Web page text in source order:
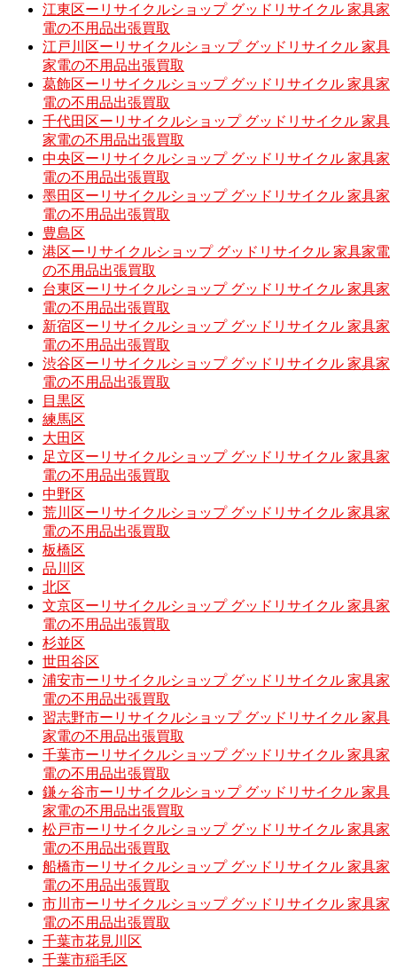
江東区ーリサイクルショップ グッドリサイクル 家具家
電の不用品出張買取
江戸川区ーリサイクルショップ グッドリサイクル 家具
家電の不用品出張買取
葛飾区ーリサイクルショップ グッドリサイクル 家具家
電の不用品出張買取
千代田区ーリサイクルショップ グッドリサイクル 家具
家電の不用品出張買取
中央区ーリサイクルショップ グッドリサイクル 家具家
電の不用品出張買取
墨田区ーリサイクルショップ グッドリサイクル 家具家
電の不用品出張買取
豊島区
港区ーリサイクルショップ グッドリサイクル 家具家電
の不用品出張買取
台東区ーリサイクルショップ グッドリサイクル 家具家
電の不用品出張買取
新宿区ーリサイクルショップ グッドリサイクル 家具家
電の不用品出張買取
渋谷区ーリサイクルショップ グッドリサイクル 家具家
電の不用品出張買取
目黒区
練馬区
大田区
足立区ーリサイクルショップ グッドリサイクル 家具家
電の不用品出張買取
中野区
荒川区ーリサイクルショップ グッドリサイクル 家具家
電の不用品出張買取
板橋区
品川区
北区
文京区ーリサイクルショップ グッドリサイクル 家具家
電の不用品出張買取
杉並区
世田谷区
浦安市ーリサイクルショップ グッドリサイクル 家具家
電の不用品出張買取
習志野市ーリサイクルショップ グッドリサイクル 家具
家電の不用品出張買取
千葉市ーリサイクルショップ グッドリサイクル 家具家
電の不用品出張買取
鎌ヶ谷市ーリサイクルショップ グッドリサイクル 家具
家電の不用品出張買取
松戸市ーリサイクルショップ グッドリサイクル 家具家
電の不用品出張買取
船橋市ーリサイクルショップ グッドリサイクル 家具家
電の不用品出張買取
市川市ーリサイクルショップ グッドリサイクル 家具家
電の不用品出張買取
千葉市花見川区
千葉市稲毛区